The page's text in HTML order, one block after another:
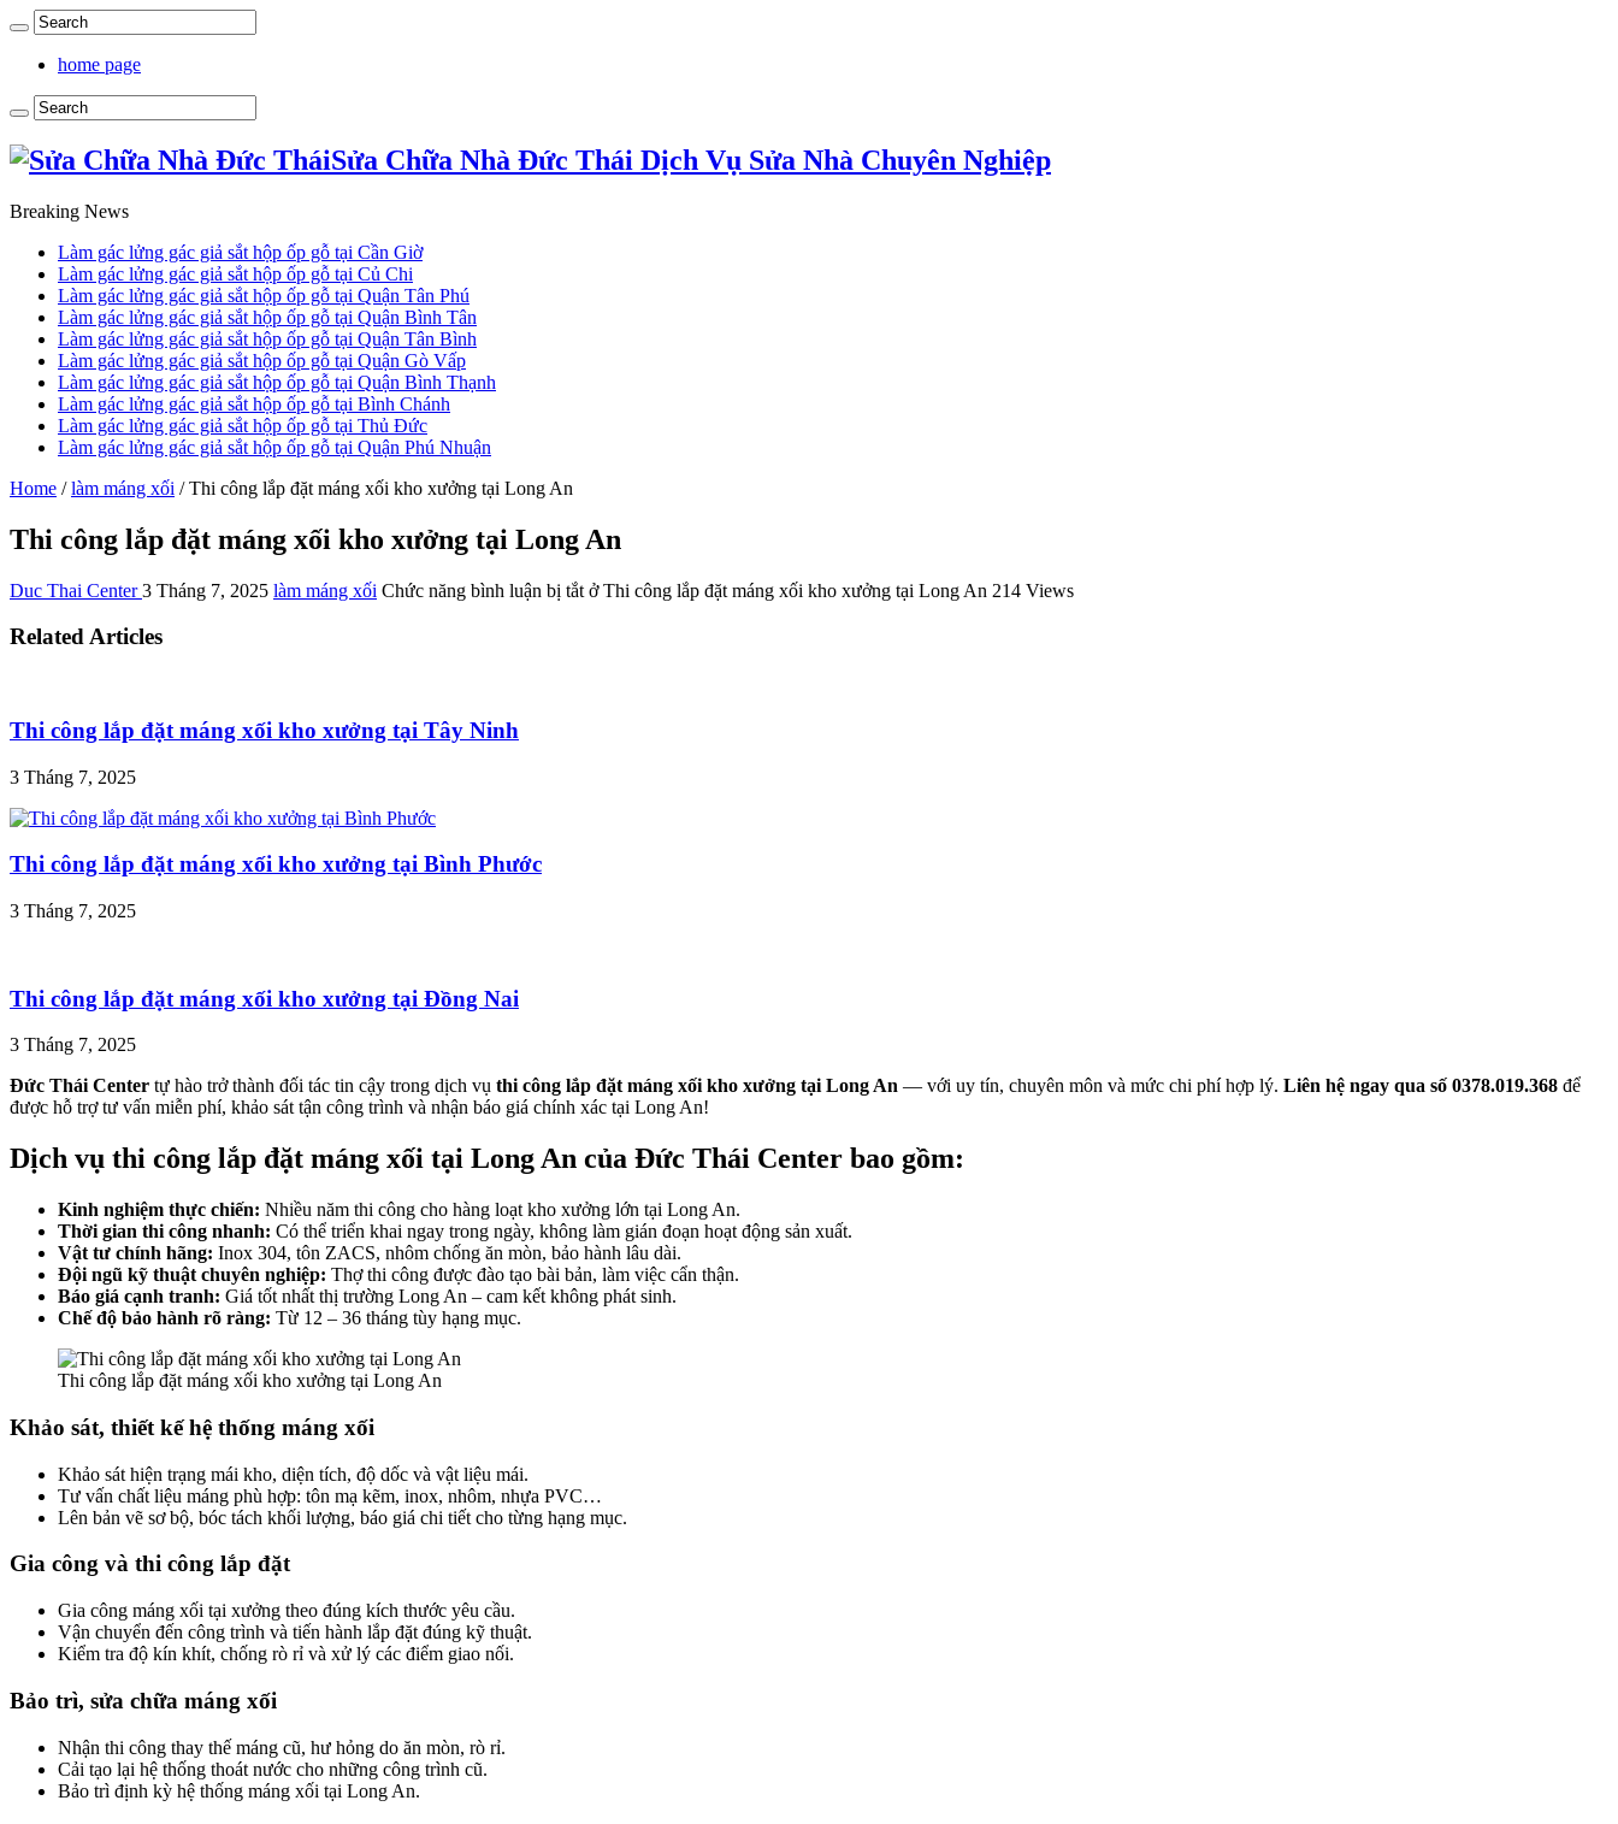
home page
Sửa Chữa Nhà Đức Thái Dịch Vụ Sửa Nhà Chuyên Nghiệp
Breaking News
Làm gác lửng gác giả sắt hộp ốp gỗ tại Cần Giờ
Làm gác lửng gác giả sắt hộp ốp gỗ tại Củ Chi
Làm gác lửng gác giả sắt hộp ốp gỗ tại Quận Tân Phú
Làm gác lửng gác giả sắt hộp ốp gỗ tại Quận Bình Tân
Làm gác lửng gác giả sắt hộp ốp gỗ tại Quận Tân Bình
Làm gác lửng gác giả sắt hộp ốp gỗ tại Quận Gò Vấp
Làm gác lửng gác giả sắt hộp ốp gỗ tại Quận Bình Thạnh
Làm gác lửng gác giả sắt hộp ốp gỗ tại Bình Chánh
Làm gác lửng gác giả sắt hộp ốp gỗ tại Thủ Đức
Làm gác lửng gác giả sắt hộp ốp gỗ tại Quận Phú Nhuận
Home / làm máng xối / Thi công lắp đặt máng xối kho xưởng tại Long An
Thi công lắp đặt máng xối kho xưởng tại Long An
Duc Thai Center3 Tháng 7, 2025 làm máng xối Chức năng bình luận bị tắt ở Thi công lắp đặt máng xối kho xưởng tại Long An 214 Views
Related Articles
Thi công lắp đặt máng xối kho xưởng tại Tây Ninh
3 Tháng 7, 2025
Thi công lắp đặt máng xối kho xưởng tại Bình Phước
3 Tháng 7, 2025
Thi công lắp đặt máng xối kho xưởng tại Đồng Nai
3 Tháng 7, 2025
Đức Thái Center tự hào trở thành đối tác tin cậy trong dịch vụ thi công lắp đặt máng xối kho xưởng tại Long An — với uy tín, chuyên môn và mức chi phí hợp lý. Liên hệ ngay qua số 0378.019.368 để
được hỗ trợ tư vấn miễn phí, khảo sát tận công trình và nhận báo giá chính xác tại Long An!
Dịch vụ thi công lắp đặt máng xối tại Long An của Đức Thái Center bao gồm:
Kinh nghiệm thực chiến: Nhiều năm thi công cho hàng loạt kho xưởng lớn tại Long An.
Thời gian thi công nhanh: Có thể triển khai ngay trong ngày, không làm gián đoạn hoạt động sản xuất.
Vật tư chính hãng: Inox 304, tôn ZACS, nhôm chống ăn mòn, bảo hành lâu dài.
Đội ngũ kỹ thuật chuyên nghiệp: Thợ thi công được đào tạo bài bản, làm việc cẩn thận.
Báo giá cạnh tranh: Giá tốt nhất thị trường Long An – cam kết không phát sinh.
Chế độ bảo hành rõ ràng: Từ 12 – 36 tháng tùy hạng mục.
Thi công lắp đặt máng xối kho xưởng tại Long An
Khảo sát, thiết kế hệ thống máng xối
Khảo sát hiện trạng mái kho, diện tích, độ dốc và vật liệu mái.
Tư vấn chất liệu máng phù hợp: tôn mạ kẽm, inox, nhôm, nhựa PVC…
Lên bản vẽ sơ bộ, bóc tách khối lượng, báo giá chi tiết cho từng hạng mục.
Gia công và thi công lắp đặt
Gia công máng xối tại xưởng theo đúng kích thước yêu cầu.
Vận chuyển đến công trình và tiến hành lắp đặt đúng kỹ thuật.
Kiểm tra độ kín khít, chống rò rỉ và xử lý các điểm giao nối.
Bảo trì, sửa chữa máng xối
Nhận thi công thay thế máng cũ, hư hỏng do ăn mòn, rò rỉ.
Cải tạo lại hệ thống thoát nước cho những công trình cũ.
Bảo trì định kỳ hệ thống máng xối tại Long An.